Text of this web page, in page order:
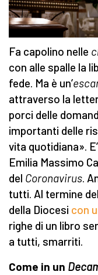
Fa capolino nelle
con alle spalle la
fede. Ma è un’
attraverso la
porci delle
importanti delle
vita quotidiana».
Emilia Massimo
del Coronavirus.
tutti. Al termine
della Diocesi con
righe di un libro
a tutti, smarriti.
Come in un